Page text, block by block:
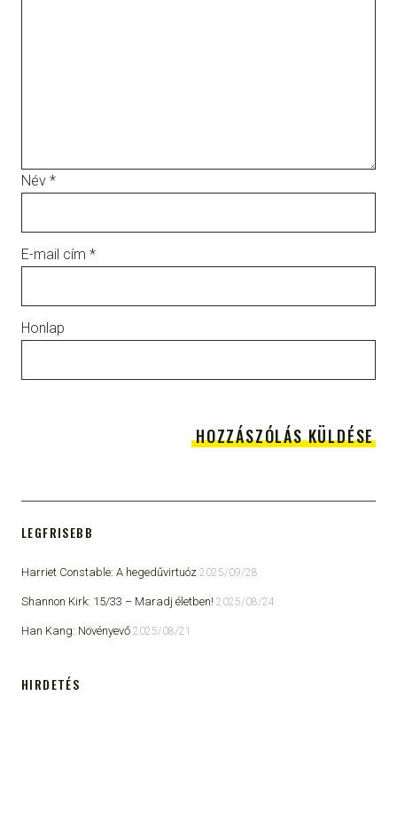
Név *
E-mail cím *
Honlap
LEGFRISEBB
Harriet Constable: A hegedűvirtuóz 2025/09/28
Shannon Kirk: 15/33 ​– Maradj életben! 2025/08/24
Han Kang: Növényevő 2025/08/21
HIRDETÉS